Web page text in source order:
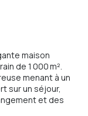
maison
de 1 000 m².
menant à un
sur un séjour,
et des